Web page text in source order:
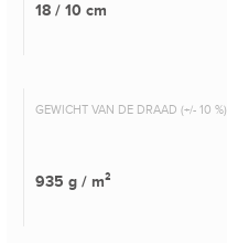
18 / 10 cm
GEWICHT VAN DE DRAAD (+/- 10 %)
935 g / m²